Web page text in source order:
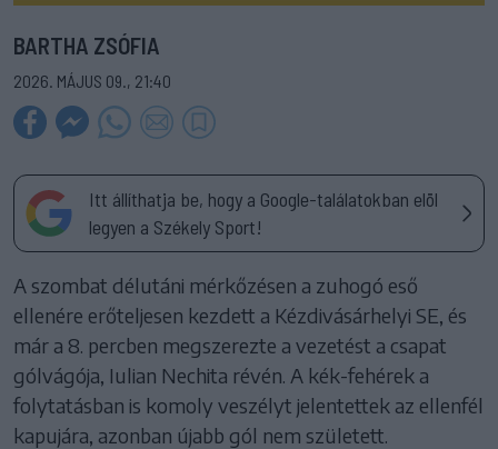
BARTHA ZSÓFIA
2026. MÁJUS 09., 21:40
Itt állíthatja be, hogy a Google-találatokban elöl
legyen a Székely Sport!
A szombat délutáni mérkőzésen a zuhogó eső
ellenére erőteljesen kezdett a Kézdivásárhelyi SE, és
már a 8. percben megszerezte a vezetést a csapat
gólvágója, Iulian Nechita révén. A kék-fehérek a
folytatásban is komoly veszélyt jelentettek az ellenfél
kapujára, azonban újabb gól nem született.